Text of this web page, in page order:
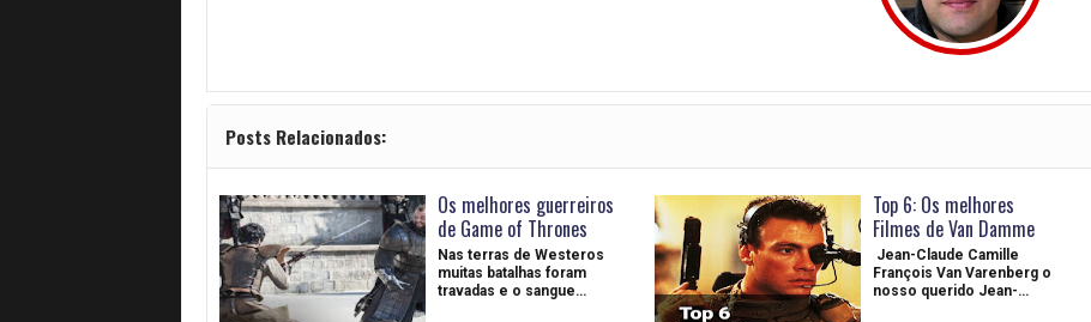
Posts Relacionados:
Os melhores guerreiros
de Game of Thrones
Nas terras de Westeros
muitas batalhas foram
travadas e o sangue…
Top 6: Os melhores
Filmes de Van Damme
Jean-Claude Camille
François Van Varenberg o
nosso querido Jean-…